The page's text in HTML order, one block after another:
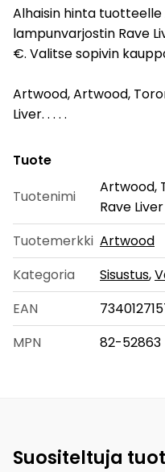
Alhaisin hinta
lampunvarjostin Rave
€. Valitse sopivin
Artwood, Artwood,
Liver. . . . .
Tuote
Tuotenimi
Artwood,
Rave Liver
Tuotemerkki Artwood
Kategoria
Sisustus,
EAN
MPN
82-52863
Suositeltuja